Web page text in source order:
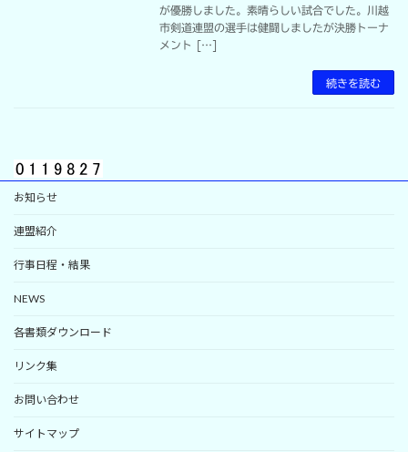
が優勝しました。素晴らしい試合でした。川越
市剣道連盟の選手は健闘しましたが決勝トーナ
メント […]
続きを読む
お知らせ
連盟紹介
行事日程・結果
NEWS
各書類ダウンロード
リンク集
お問い合わせ
サイトマップ